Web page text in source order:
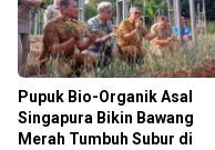
Pupuk Bio-Organik Asal
Singapura Bikin Bawang
Merah Tumbuh Subur di